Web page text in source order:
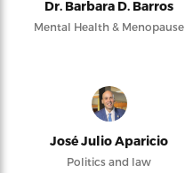
Dr. Barbara D. Barros
Mental Health & Menopause
José Julio Aparicio
Politics and law